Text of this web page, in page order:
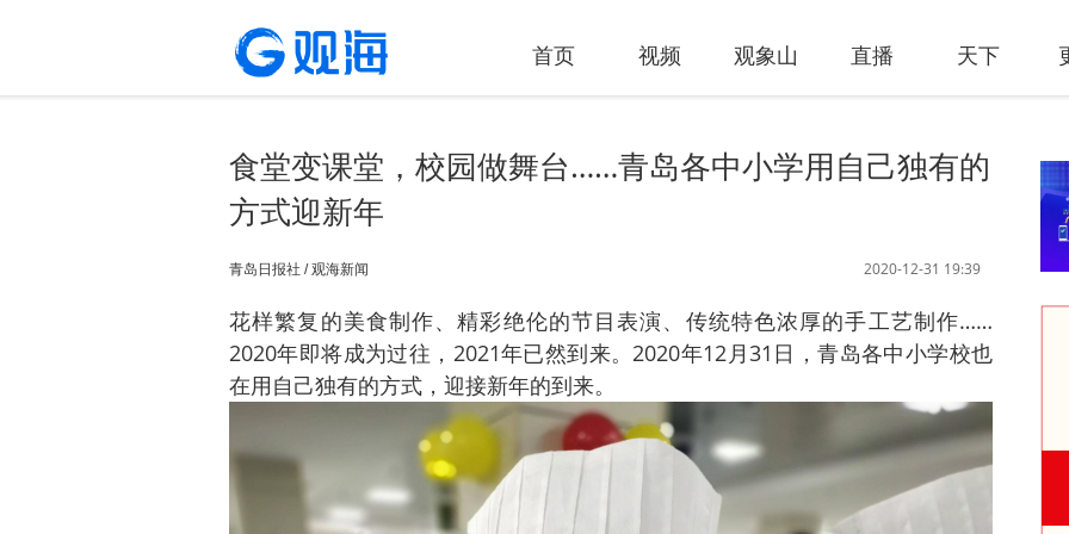
首页 视频 观象山 直播 天下
食堂变课堂，校园做舞台……青岛各中小学用自己独有的
方式迎新年
2020-12-31 19:39
青岛日报社 / 观海新闻
花样繁复的美食制作、精彩绝伦的节目表演、传统特色浓厚的手工艺制作……
2020年即将成为过往，2021年已然到来。2020年12月31日，青岛各中小学校也
在用自己独有的方式，迎接新年的到来。